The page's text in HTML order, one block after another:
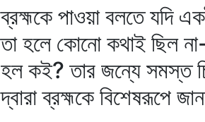
ব্রহ্মকে পাওয়া বলতে যদি
তা হলে কোনো কথাই ছিল
হল কই? তার জন্যে সমস্ত
দ্বারা ব্রহ্মকে বিশেষরূপে